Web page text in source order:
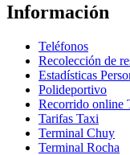
Información
Teléfonos
Recolección de
Estadísticas
Polideportivo
Recorrido online
Tarifas Taxi
Terminal Chuy
Terminal Rocha